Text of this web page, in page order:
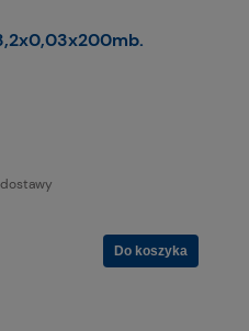
dostawy
Do koszyka